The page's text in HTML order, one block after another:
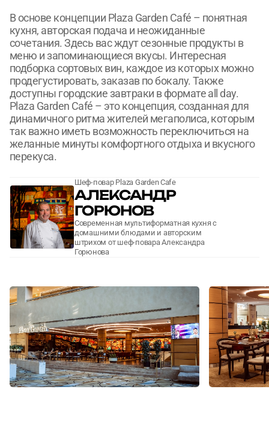
В основе концепции Plaza Garden Café – понятная
кухня, авторская подача и неожиданные
сочетания. Здесь вас ждут сезонные продукты в
меню и запоминающиеся вкусы. Интересная
подборка сортовых вин, каждое из которых можно
продегустировать, заказав по бокалу. Также
доступны городские завтраки в формате all day.
Plaza Garden Café – это концепция, созданная для
динамичного ритма жителей мегаполиса, которым
так важно иметь возможность переключиться на
желанные минуты комфортного отдыха и вкусного
перекуса.
Шеф-повар Plaza Garden Cafe
АЛЕКСАНДР
ГОРЮНОВ
Современная мультиформатная кухня с
домашними блюдами и авторским
штрихом от шеф-повара Александра
Горюнова